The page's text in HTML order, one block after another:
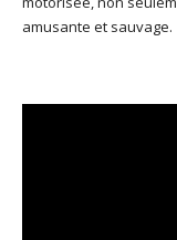
amusante et sauvage.